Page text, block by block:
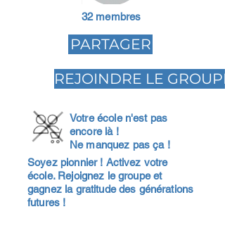
32 membres
PARTAGER
REJOINDRE LE GROUPE
Votre école n'est pas
encore là !
Ne manquez pas ça !
Soyez pionnier ! Activez votre
école. Rejoignez le groupe et
gagnez la gratitude des générations
futures !